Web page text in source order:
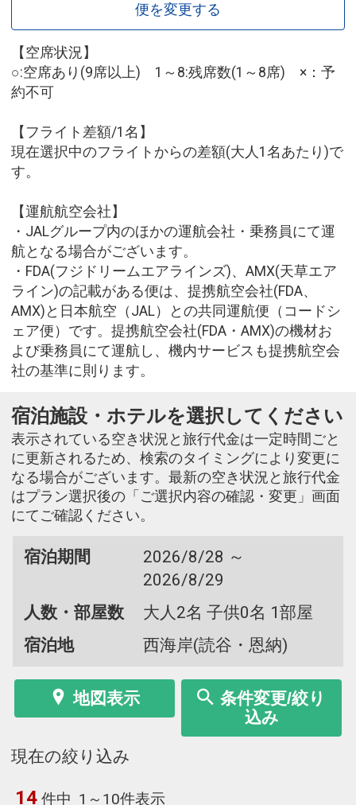
便を変更する
【空席状況】
○:空席あり(9席以上) 1～8:残席数(1～8席) ×：予
約不可
【フライト差額/1名】
現在選択中のフライトからの差額(大人1名あたり)で
す。
【運航航空会社】
・JALグループ内のほかの運航会社・乗務員にて運
航となる場合がございます。
・FDA(フジドリームエアラインズ)、AMX(天草エア
ライン)の記載がある便は、提携航空会社(FDA、
AMX)と日本航空（JAL）との共同運航便（コードシ
ェア便）です。提携航空会社(FDA・AMX)の機材お
よび乗務員にて運航し、機内サービスも提携航空会
社の基準に則ります。
宿泊施設・ホテルを選択してください
表示されている空き状況と旅行代金は一定時間ごと
に更新されるため、検索のタイミングにより変更に
なる場合がございます。最新の空き状況と旅行代金
はプラン選択後の「ご選択内容の確認・変更」画面
にてご確認ください。
宿泊期間
2026/8/28 ～
2026/8/29
人数・部屋数
大人2名 子供0名 1部屋
宿泊地
西海岸(読谷・恩納)
地図表示
条件変更/絞り
込み
現在の絞り込み
14 件中 1～10件表示